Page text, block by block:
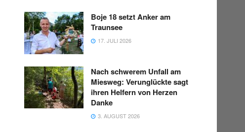
Boje 18 setzt Anker am
Traunsee
17. JULI 2026
Nach schwerem Unfall am
Miesweg: Verunglückte sagt
ihren Helfern von Herzen
Danke
3. AUGUST 2026